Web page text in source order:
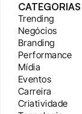
CATEGORIAS
Trending
Negócios
Branding
Performance
Mídia
Eventos
Carreira
Criatividade